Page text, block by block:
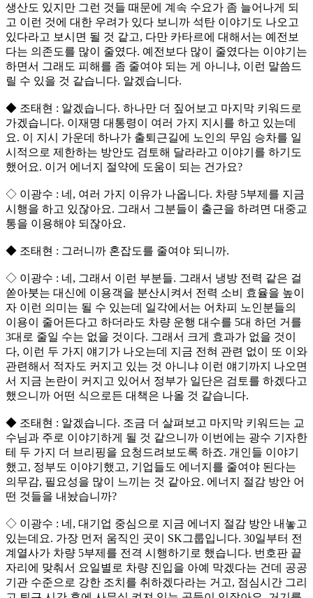
생산도 있지만 그런 것들 때문에 계속 수요가 좀 늘어나게 되
고 이런 것에 대한 우려가 있다 보니까 석탄 이야기도 나오고
있다라고 보시면 될 것 같고, 다만 카타르에 대해서는 예전보
다는 의존도를 많이 줄였다. 예전보다 많이 줄였다는 이야기는
하면서 그래도 피해를 좀 줄여야 되는 게 아니냐, 이런 말씀드
릴 수 있을 것 같습니다. 알겠습니다.
◆ 조태현 : 알겠습니다. 하나만 더 짚어보고 마지막 키워드로
가겠습니다. 이재명 대통령이 여러 가지 지시를 하고 있는데
요. 이 지시 가운데 하나가 출퇴근길에 노인의 무임 승차를 일
시적으로 제한하는 방안도 검토해 달라라고 이야기를 하기도
했어요. 이거 에너지 절약에 도움이 되는 건가요?
◇ 이광수 : 네, 여러 가지 이유가 나옵니다. 차량 5부제를 지금
시행을 하고 있잖아요. 그래서 그분들이 출근을 하려면 대중교
통을 이용해야 되잖아요.
◆ 조태현 : 그러니까 혼잡도를 줄여야 되니까.
◇ 이광수 : 네, 그래서 이런 부분들. 그래서 냉방 전력 같은 걸
쏟아붓는 대신에 이용객을 분산시켜서 전력 소비 효율을 높이
자 이런 의미는 될 수 있는데 일각에서는 어차피 노인분들의
이용이 줄어든다고 하더라도 차량 운행 대수를 5대 하던 거를
3대로 줄일 수는 없을 것이다. 그래서 크게 효과가 없을 것이
다, 이런 두 가지 얘기가 나오는데 지금 전혀 관련 없이 또 이와
관련해서 적자도 커지고 있는 것 아니냐 이런 얘기까지 나오면
서 지금 논란이 커지고 있어서 정부가 일단은 검토를 하겠다고
했으니까 어떤 식으로든 대책은 나올 것 같습니다.
◆ 조태현 : 알겠습니다. 조금 더 살펴보고 마지막 키워드는 교
수님과 주로 이야기하게 될 것 같으니까 이번에는 광수 기자한
테 두 가지 더 브리핑을 요청드려보도록 하죠. 개인들 이야기
했고, 정부도 이야기했고, 기업들도 에너지를 줄여야 된다는
의무감, 필요성을 많이 느끼는 것 같아요. 에너지 절감 방안 어
떤 것들을 내놨습니까?
◇ 이광수 : 네, 대기업 중심으로 지금 에너지 절감 방안 내놓고
있는데요. 가장 먼저 움직인 곳이 SK그룹입니다. 30일부터 전
계열사가 차량 5부제를 전격 시행하기로 했습니다. 번호판 끝
자리에 맞춰서 요일별로 차량 진입을 아예 막겠다는 건데 공공
기관 수준으로 강한 조치를 취하겠다라는 거고, 점심시간 그리